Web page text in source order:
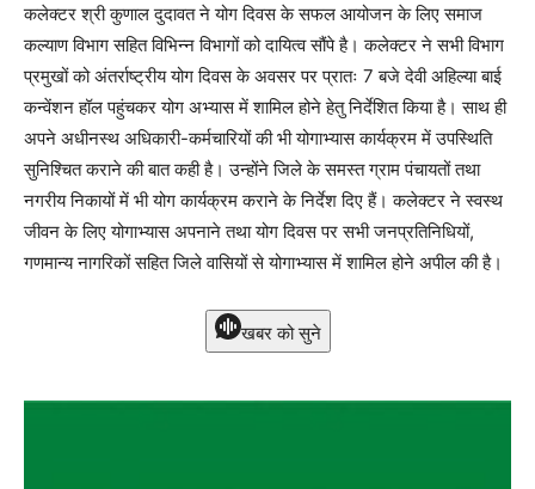
कलेक्टर श्री कुणाल दुदावत ने योग दिवस के सफल आयोजन के लिए समाज
कल्याण विभाग सहित विभिन्न विभागों को दायित्व सौंपे है। कलेक्टर ने सभी विभाग
प्रमुखों को अंतर्राष्ट्रीय योग दिवस के अवसर पर प्रातः 7 बजे देवी अहिल्या बाई
कन्वेंशन हॉल पहुंचकर योग अभ्यास में शामिल होने हेतु निर्देशित किया है। साथ ही
अपने अधीनस्थ अधिकारी-कर्मचारियों की भी योगाभ्यास कार्यक्रम में उपस्थिति
सुनिश्चित कराने की बात कही है। उन्होंने जिले के समस्त ग्राम पंचायतों तथा
नगरीय निकायों में भी योग कार्यक्रम कराने के निर्देश दिए हैं। कलेक्टर ने स्वस्थ
जीवन के लिए योगाभ्यास अपनाने तथा योग दिवस पर सभी जनप्रतिनिधियों,
गणमान्य नागरिकों सहित जिले वासियों से योगाभ्यास में शामिल होने अपील की है।
खबर को सुने